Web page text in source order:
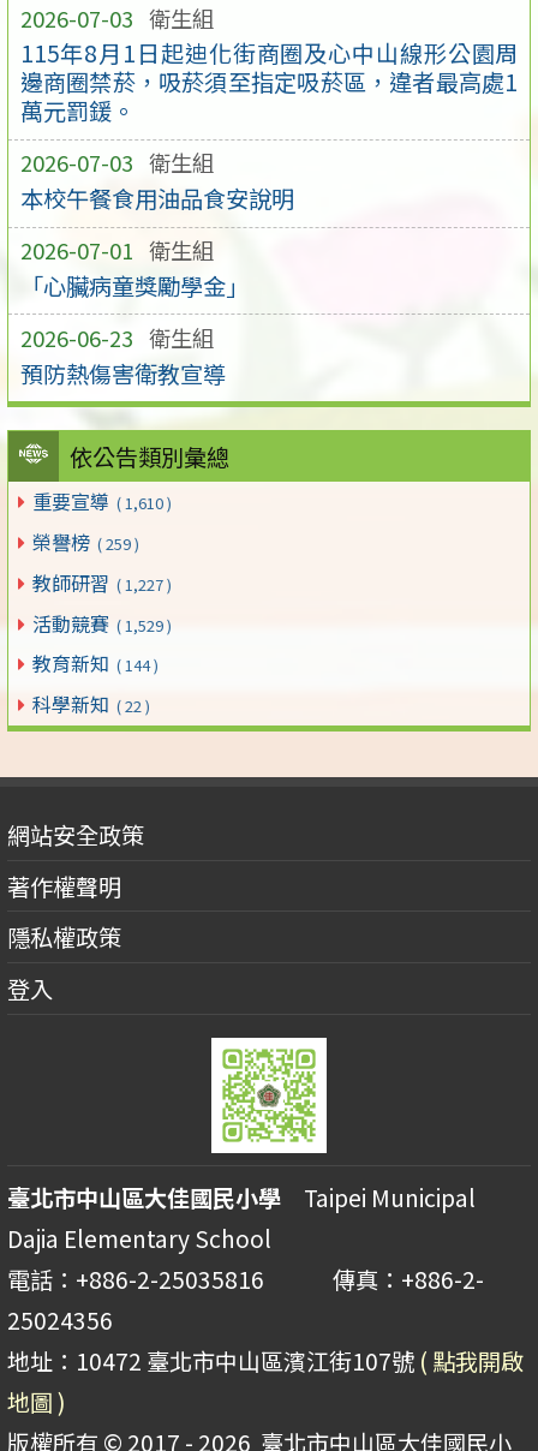
2026-07-03 衛生組
115年8月1日起迪化街商圈及心中山線形公園周
邊商圈禁菸，吸菸須至指定吸菸區，違者最高處1
萬元罰鍰。
2026-07-03 衛生組
本校午餐食用油品食安說明
2026-07-01 衛生組
「心臟病童獎勵學金」
2026-06-23 衛生組
預防熱傷害衛教宣導
依公告類別彙總
重要宣導 ( 1,610 )
榮譽榜 ( 259 )
教師研習 ( 1,227 )
活動競賽 ( 1,529 )
教育新知 ( 144 )
科學新知 ( 22 )
網站安全政策
著作權聲明
隱私權政策
登入
臺北市中山區大佳國民小學 Taipei Municipal
Dajia Elementary School
電話：+886-2-25035816 傳真：+886-2-
25024356
地址：10472 臺北市中山區濱江街107號 ( 點我開啟
地圖 )
版權所有 © 2017 - 2026 臺北市中山區大佳國民小